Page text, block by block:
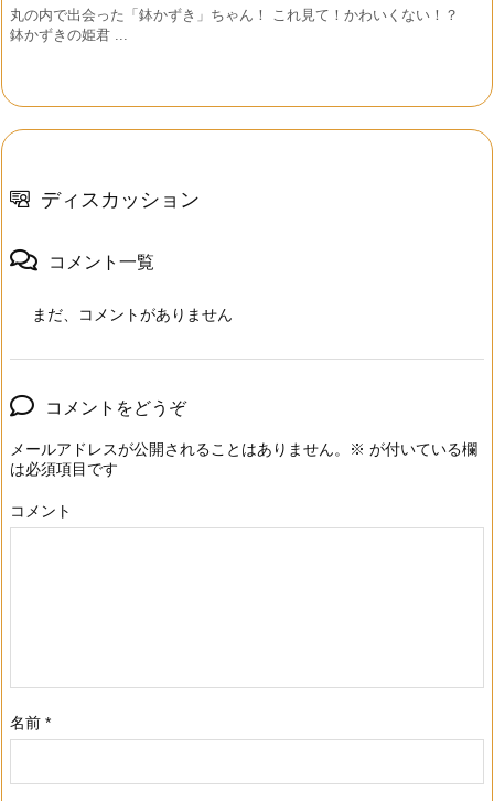
丸の内で出会った「鉢かずき」ちゃん！ これ見て！かわいくない！？
鉢かずきの姫君 ...
ディスカッション
コメント一覧
まだ、コメントがありません
コメントをどうぞ
メールアドレスが公開されることはありません。 ※ が付いている欄
は必須項目です
コメント
名前 *